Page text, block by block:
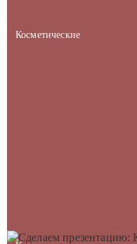
Косметические